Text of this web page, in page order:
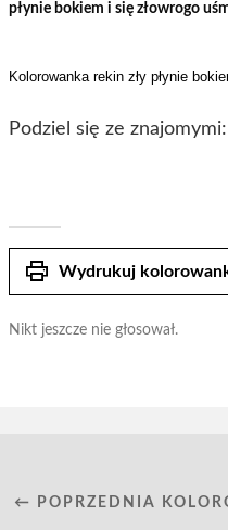
płynie bokiem i się złowrogo
Kolorowanka rekin zły płynie
Podziel się ze znajomymi:
print Wydrukuj
Nikt jeszcze nie głosował.
← POPRZEDNIA